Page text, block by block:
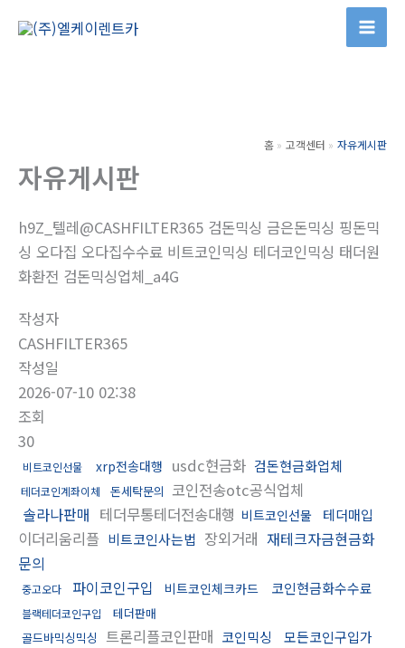
홈 고객센터 자유게시판
자유게시판
h9Z_텔레@CASHFILTER365 검돈믹싱 금은돈믹싱 핑돈믹
싱 오다집 오다집수수료 비트코인믹싱 테더코인믹싱 태더원
화환전 검돈믹싱업체_a4G
작성자
CASHFILTER365
작성일
2026-07-10 02:38
조회
30
비트코인선물 xrp전송대행 usdc현금화 검돈현금화업체
테더코인계좌이체 돈세탁문의 코인전송otc공식업체
솔라나판매 테더무통테더전송대행 비트코인선물 테더매입
이더리움리플 비트코인사는법 장외거래 재테크자금현금화
문의
중고오다 파이코인구입 비트코인체크카드 코인현금화수수료
블랙테더코인구입
테더판매
골드바믹싱믹싱
트론리플코인판매 코인믹싱
모든코인구입가